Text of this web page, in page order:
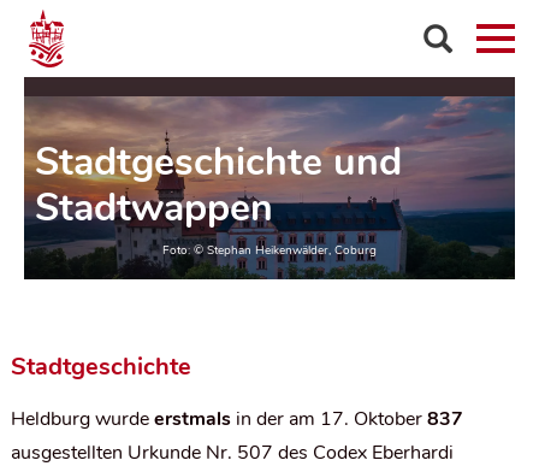
Stadtgeschichte und
Stadtwappen
Stadtgeschichte
Heldburg wurdeerstmals in der am 17. Oktober837
ausgestellten Urkunde Nr. 507 des Codex Eberhardi